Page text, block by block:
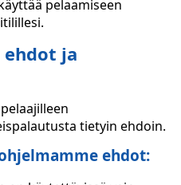
pelaamiseen
ja
tietyin ehdoin.
ehdot: